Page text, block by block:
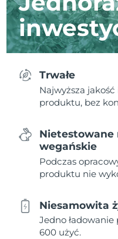
Trwałe
Najwyższa
produktu, bez
Nietestowane
wegańskie
Podczas
produktu nie
Niesamowita
Jedno
600 użyć.